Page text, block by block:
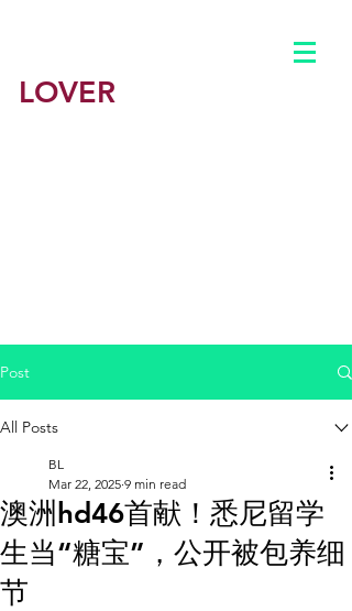
LOVER
主页
公司简介
BLOG
白雪
联系我们
Post
All Posts
澳洲hd46首献！悉尼留学
生当“糖宝”，公开被包养细
节
BL
Mar 22, 2025 9 min read